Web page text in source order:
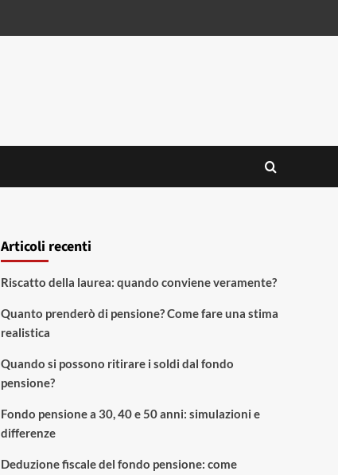
Articoli recenti
Riscatto della laurea: quando conviene veramente?
Quanto prenderò di pensione? Come fare una stima
realistica
Quando si possono ritirare i soldi dal fondo
pensione?
Fondo pensione a 30, 40 e 50 anni: simulazioni e
differenze
Deduzione fiscale del fondo pensione: come